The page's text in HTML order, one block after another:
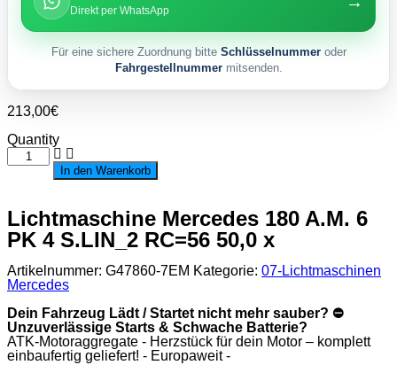
Direkt per WhatsApp
Für eine sichere Zuordnung bitte Schlüsselnummeroder
Fahrgestellnummermitsenden.
213,00€
Quantity
Lichtmaschine
Mercedes
6
PK
4
S.LIN_2
RC=56
50,0
x
Menge
In den Warenkorb
Lichtmaschine Mercedes 180 A.M. 6
PK 4 S.LIN_2 RC=56 50,0 x
Artikelnummer: G47860-7EM Kategorie: 07-Lichtmaschinen
Mercedes
Dein Fahrzeug Lädt / Startet nicht mehr sauber? ⛔
Unzuverlässige Starts & Schwache Batterie?
ATK-Motoraggregate - Herzstück für dein Motor – komplett
einbaufertig geliefert! - Europaweit -